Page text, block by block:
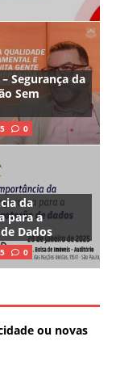
Segurança da
Sem
0
da
para a
Dados
0
ou novas